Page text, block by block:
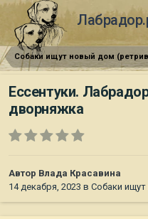
Собаки ищут новый дом
Ессентуки.
дворняжка
Автор Влада Красавина
14 декабря, 2023 в Собаки